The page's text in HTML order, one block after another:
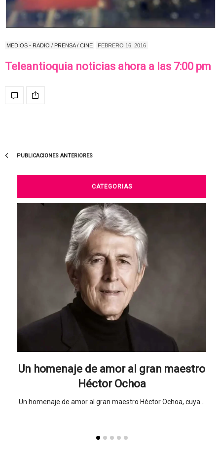
MEDIOS - RADIO / PRENSA / CINE FEBRERO 16, 2016
Teleantioquia noticias ahora a las 7:00 pm
PUBLICACIONES ANTERIORES
CATEGORIAS
Un homenaje de amor al gran maestro
Héctor Ochoa
Un homenaje de amor al gran maestro Héctor Ochoa, cuya…